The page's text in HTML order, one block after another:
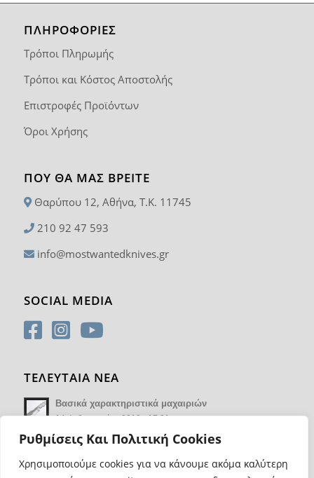
Ρυθμίσεις Και Πολιτική Cookies
Χρησιμοποιούμε cookies για να κάνουμε ακόμα καλύτερη
ΠΛΗΡΟΦΟΡΙΕΣ
Τρόποι Πληρωμής
Τρόποι και Κόστος Αποστολής
Επιστροφές Προϊόντων
Όροι Χρήσης
ΠΟΥ ΘΑ ΜΑΣ ΒΡΕΊΤΕ
Θαρύπου 12, Αθήνα, T.K. 11745
210 92 47 593
info@mostwantedknives.gr
SOCIAL MEDIA
ΤΕΛΕΥΤΑΙΑ ΝΕΑ
Βασικά χαρακτηριστικά μαχαιριών
14 Φεβρουαρίου 2018 - 17:21